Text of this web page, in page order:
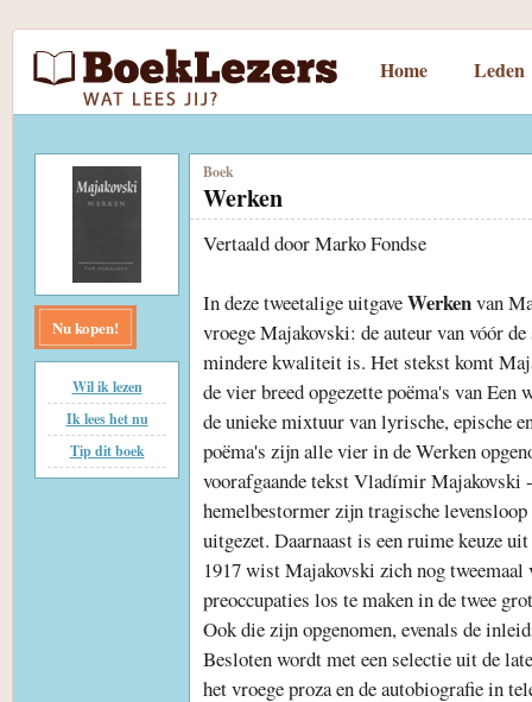
Home Leden
Nu kopen!
Wil ik lezen
Ik lees het nu
Tip dit boek
Boek
Werken
Vertaald door Marko Fondse
In deze tweetalige uitgaveWerkenvan
vroege Majakovski: de auteur van vóór
mindere kwaliteit is. Het stekst komt
de vier breed opgezette poëma's van
de unieke mixtuur van lyrische, epische
poëma's zijn alle vier in de Werken
voorafgaande tekst Vladímir
hemelbestormer zijn tragische
uitgezet. Daarnaast is een ruime keuze
1917 wist Majakovski zich nog
preoccupaties los te maken in de twee
Ook die zijn opgenomen, evenals de
Besloten wordt met een selectie uit de
het vroege proza en de autobiografie in